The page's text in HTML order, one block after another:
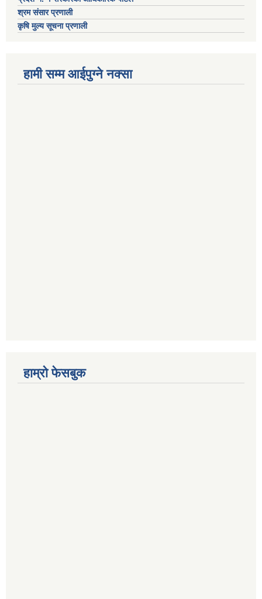
श्रम संसार प्रणाली
कृषि मुल्य सूचना प्रणाली
हामी सम्म आईपुग्ने नक्सा
हाम्रो फेसबुक